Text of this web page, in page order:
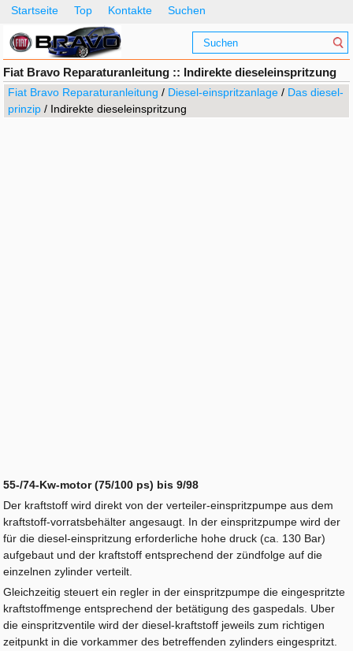
Startseite Top Kontakte Suchen
Fiat Bravo Reparaturanleitung :: Indirekte dieseleinspritzung
Fiat Bravo Reparaturanleitung / Diesel-einspritzanlage / Das diesel-
prinzip / Indirekte dieseleinspritzung
55-/74-Kw-motor (75/100 ps) bis 9/98
Der kraftstoff wird direkt von der verteiler-einspritzpumpe aus dem
kraftstoff-vorratsbehälter angesaugt. In der einspritzpumpe wird der
für die diesel-einspritzung erforderliche hohe druck (ca. 130 Bar)
aufgebaut und der kraftstoff entsprechend der zündfolge auf die
einzelnen zylinder verteilt.
Gleichzeitig steuert ein regler in der einspritzpumpe die eingespritzte
kraftstoffmenge entsprechend der betätigung des gaspedals. Uber
die einspritzventile wird der diesel-kraftstoff jeweils zum richtigen
zeitpunkt in die vorkammer des betreffenden zylinders eingespritzt.